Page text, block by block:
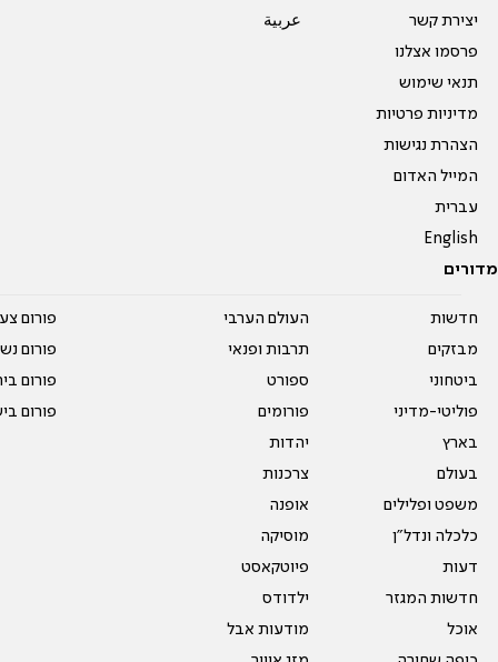
יצירת קשר
פרסמו אצלנו
תנאי שימוש
מדיניות פרטיות
הצהרת נגישות
המייל האדום
עברית
English
عربية
מדורים
חדשות
מבזקים
ביטחוני
פוליטי-מדיני
בארץ
בעולם
משפט ופלילים
כלכלה ונדל"ן
דעות
חדשות המגזר
אוכל
העולם הערבי
תרבות ופנאי
ספורט
פורומים
יהדות
צרכנות
אופנה
מוסיקה
פיוטקאסט
ילדודס
מודעות אבל
פורום
פורום
פורום
פורום